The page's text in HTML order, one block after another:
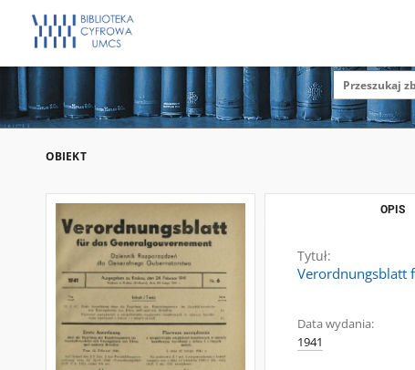
OBIEKT
OPIS
Tytuł:
Verordnungsblatt
Data wydania:
1941